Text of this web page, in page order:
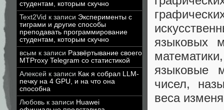
студентам, которым скучно
Text2Vid к записи Эксперименты с
тиграми и другие способы
преподавать программирование
студентам, которым скучно
всым к записи Развёртывание своего
MTProxy Telegram со статистикой
Алексей к записи Как я собрал LLM-
печку на 4 GPU, и на что она
способна
Любовь к записи Huawei
языковых
языковые
чисел,
веса